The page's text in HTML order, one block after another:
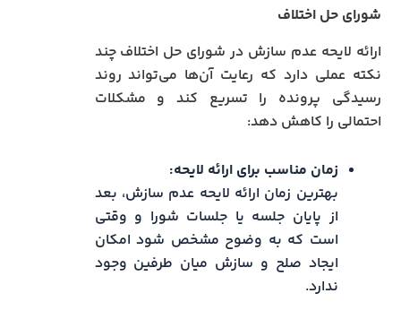
شورای حل اختلاف
ارائه لایحه عدم سازش در شورای حل اختلاف چند
نکته عملی دارد که رعایت آن‌ها می‌تواند روند
رسیدگی پرونده را تسریع کند و مشکلات
احتمالی را کاهش دهد:
زمان مناسب برای ارائه لایحه:
بهترین زمان ارائه لایحه عدم سازش، بعد
از پایان جلسه یا جلسات شورا و وقتی
است که به وضوح مشخص شود امکان
ایجاد صلح و سازش میان طرفین وجود
ندارد.